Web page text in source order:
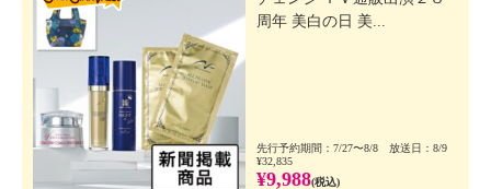
周年 美白の日 美...
先行予約期間：7/27〜8/8 放送日：8/9
¥32,835
¥9,988(税込)